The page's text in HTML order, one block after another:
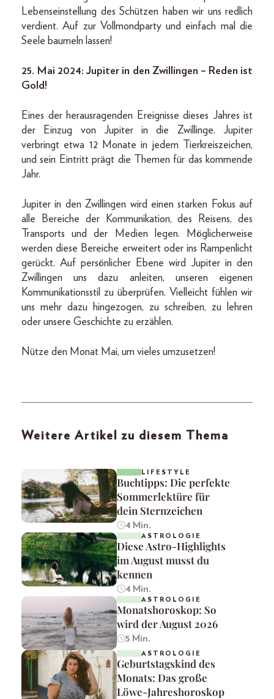
Lebenseinstellung des Schützen haben wir uns redlich
verdient. Auf zur Vollmondparty und einfach mal die
Seele baumeln lassen!
25. Mai 2024: Jupiter in den Zwillingen – Reden ist
Gold!
Eines der herausragenden Ereignisse dieses Jahres ist
der Einzug von Jupiter in die Zwillinge. Jupiter
verbringt etwa 12 Monate in jedem Tierkreiszeichen,
und sein Eintritt prägt die Themen für das kommende
Jahr.
Jupiter in den Zwillingen wird einen starken Fokus auf
alle Bereiche der Kommunikation, des Reisens, des
Transports und der Medien legen. Möglicherweise
werden diese Bereiche erweitert oder ins Rampenlicht
gerückt. Auf persönlicher Ebene wird Jupiter in den
Zwillingen uns dazu anleiten, unseren eigenen
Kommunikationsstil zu überprüfen. Vielleicht fühlen wir
uns mehr dazu hingezogen, zu schreiben, zu lehren
oder unsere Geschichte zu erzählen.
Nütze den Monat Mai, um vieles umzusetzen!
Weitere Artikel zu diesem Thema
LIFESTYLE
Buchtipps: Die perfekte
Sommerlektüre für
dein Sternzeichen
4 Min.
ASTROLOGIE
Diese Astro-Highlights
im August musst du
kennen
4 Min.
ASTROLOGIE
Monatshoroskop: So
wird der August 2026
5 Min.
ASTROLOGIE
Geburtstagskind des
Monats: Das große
Löwe-Jahreshoroskop